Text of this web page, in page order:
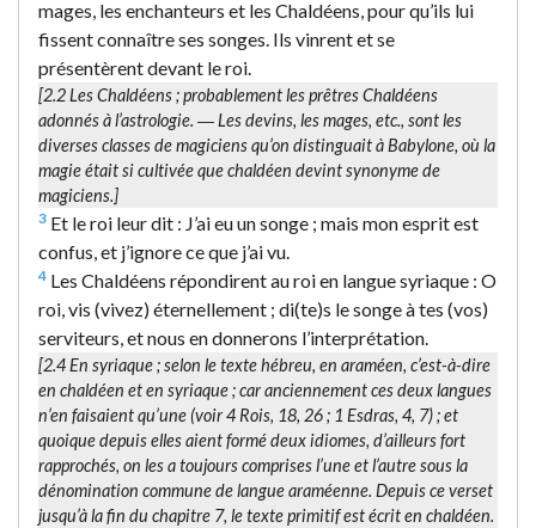
mages, les enchanteurs et les Chaldéens, pour qu’ils lui
fissent connaître ses songes. Ils vinrent et se
présentèrent devant le roi.
[2.2Les Chaldéens; probablement les prêtres Chaldéens
adonnés à l’astrologie. ―Les devins, les mages, etc., sont les
diverses classes de magiciens qu’on distinguait à Babylone, où la
magie était si cultivée que chaldéen devint synonyme de
magiciens.]
3 Et le roi leur dit : J’ai eu un songe ; mais mon esprit est
confus, et j’ignore ce que j’ai vu.
4 Les Chaldéens répondirent au roi en langue syriaque : O
roi, vis (vivez) éternellement ; di(te)s le songe à tes (vos)
serviteurs, et nous en donnerons l’interprétation.
[2.4En syriaque; selon le texte hébreu, en araméen, c’est-à-dire
en chaldéen et en syriaque ; car anciennement ces deux langues
n’en faisaient qu’une (voir 4 Rois, 18, 26 ; 1 Esdras, 4, 7) ; et
quoique depuis elles aient formé deux idiomes, d’ailleurs fort
rapprochés, on les a toujours comprises l’une et l’autre sous la
dénomination commune delangue araméenne. Depuis ce verset
jusqu’à la fin du chapitre 7, le texte primitif est écrit en chaldéen.